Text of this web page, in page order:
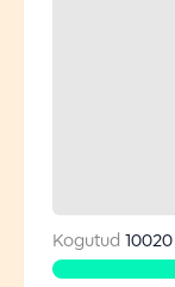
Kogutud